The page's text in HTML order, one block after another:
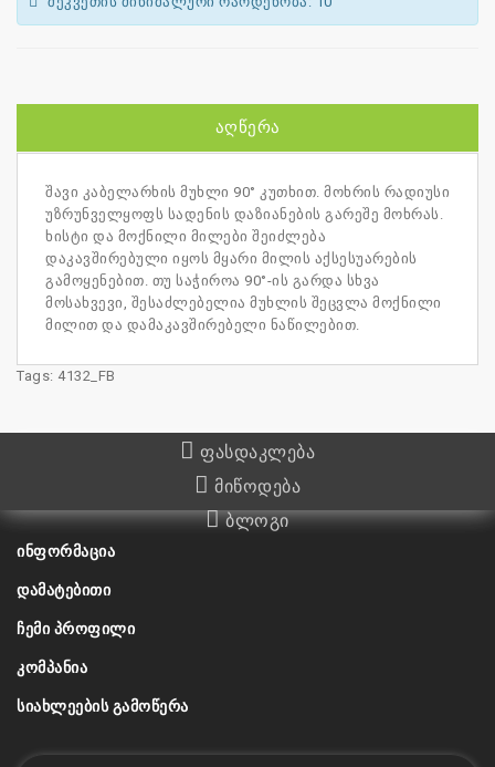
ᲐᲦᲬᲔᲠᲐ
შავი კაბელარხის მუხლი 90° კუთხით. მოხრის რადიუსი
უზრუნველყოფს სადენის დაზიანების გარეშე მოხრას.
ხისტი და მოქნილი მილები შეიძლება
დაკავშირებული იყოს მყარი მილის აქსესუარების
გამოყენებით. თუ საჭიროა 90°-ის გარდა სხვა
მოსახვევი, შესაძლებელია მუხლის შეცვლა მოქნილი
მილით და დამაკავშირებელი ნაწილებით.
Tags: 4132_FB
ფასდაკლება
მიწოდება
ბლოგი
ᲘᲜᲤᲝᲠᲛᲐᲪᲘᲐ
ᲓᲐᲛᲐᲢᲔᲑᲘᲗᲘ
ᲩᲔᲛᲘ ᲞᲠᲝᲤᲘᲚᲘ
ᲙᲝᲛᲞᲐᲜᲘᲐ
ᲡᲘᲐᲮᲚᲔᲔᲑᲘᲡ ᲒᲐᲛᲝᲬᲔᲠᲐ